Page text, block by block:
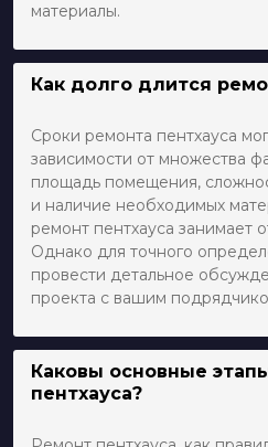
материалы.
Как долго длится
Сроки ремонта пентхауса
зависимости от множества
площадь помещения,
и наличие необходимых
ремонт пентхауса занимает
Однако для точного
провести детальное
проекта с вашим
Каковы основные
пентхауса?